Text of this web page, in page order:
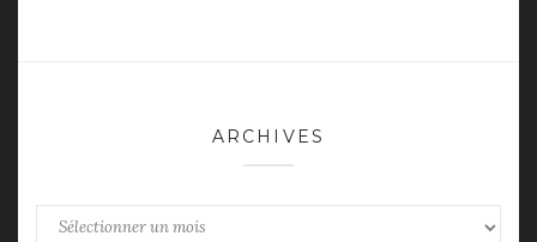
ARCHIVES
Archives